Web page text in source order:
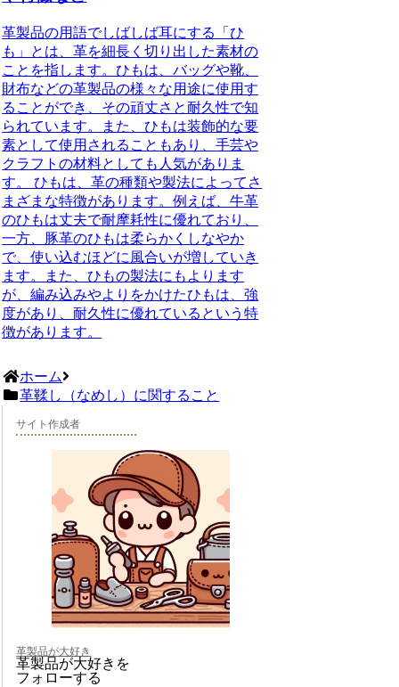
革製品の用語でしばしば耳にする「ひ
も」とは、革を細長く切り出した素材の
ことを指します。ひもは、バッグや靴、
財布などの革製品の様々な用途に使用す
ることができ、その頑丈さと耐久性で知
られています。また、ひもは装飾的な要
素として使用されることもあり、手芸や
クラフトの材料としても人気がありま
す。 ひもは、革の種類や製法によってさ
まざまな特徴があります。例えば、牛革
のひもは丈夫で耐摩耗性に優れており、
一方、豚革のひもは柔らかくしなやか
で、使い込むほどに風合いが増していき
ます。また、ひもの製法にもよります
が、編み込みやよりをかけたひもは、強
度があり、耐久性に優れているという特
徴があります。
ホーム
革鞣し（なめし）に関すること
サイト作成者
革製品が大好き
革製品が大好きを
フォローする